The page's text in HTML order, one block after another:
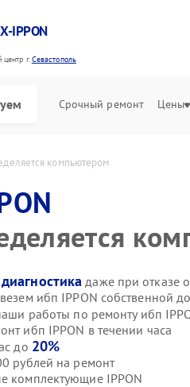
IPPON
г.Севастополь
Срочный ремонт Цены
компьютером
даже при отказе
ибп IPPON собственной
работы по ремонту ибп
ибп IPPON в течении часа
до 20%
рублей на ремонт
комплектующие IPPON